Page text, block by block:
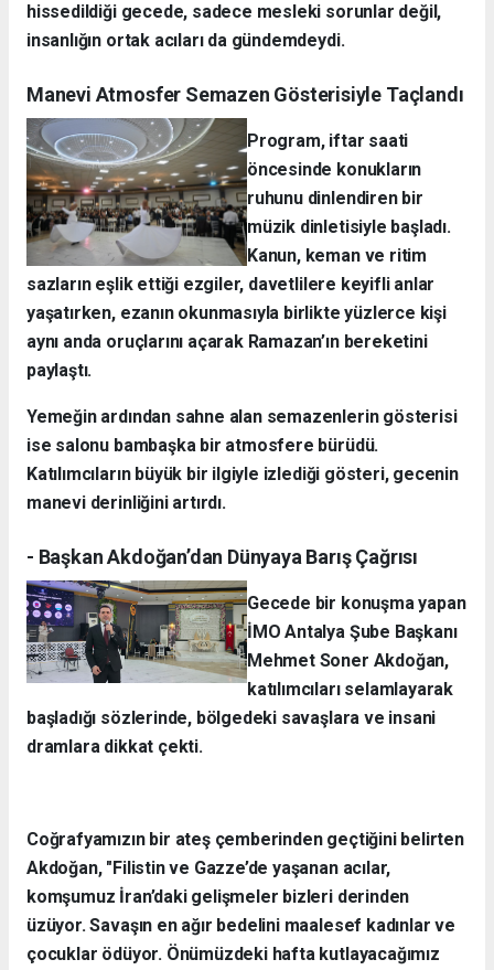
hissedildiği gecede, sadece mesleki sorunlar değil,
insanlığın ortak acıları da gündemdeydi.
Manevi Atmosfer Semazen Gösterisiyle Taçlandı
Program, iftar saati
öncesinde konukların
ruhunu dinlendiren bir
müzik dinletisiyle başladı.
Kanun, keman ve ritim
sazların eşlik ettiği ezgiler, davetlilere keyifli anlar
yaşatırken, ezanın okunmasıyla birlikte yüzlerce kişi
aynı anda oruçlarını açarak Ramazan’ın bereketini
paylaştı.
Yemeğin ardından sahne alan semazenlerin gösterisi
ise salonu bambaşka bir atmosfere bürüdü.
Katılımcıların büyük bir ilgiyle izlediği gösteri, gecenin
manevi derinliğini artırdı.
- Başkan Akdoğan’dan Dünyaya Barış Çağrısı
Gecede bir konuşma yapan
İMO Antalya Şube Başkanı
Mehmet Soner Akdoğan,
katılımcıları selamlayarak
başladığı sözlerinde, bölgedeki savaşlara ve insani
dramlara dikkat çekti.
Coğrafyamızın bir ateş çemberinden geçtiğini belirten
Akdoğan, "Filistin ve Gazze’de yaşanan acılar,
komşumuz İran’daki gelişmeler bizleri derinden
üzüyor. Savaşın en ağır bedelini maalesef kadınlar ve
çocuklar ödüyor. Önümüzdeki hafta kutlayacağımız